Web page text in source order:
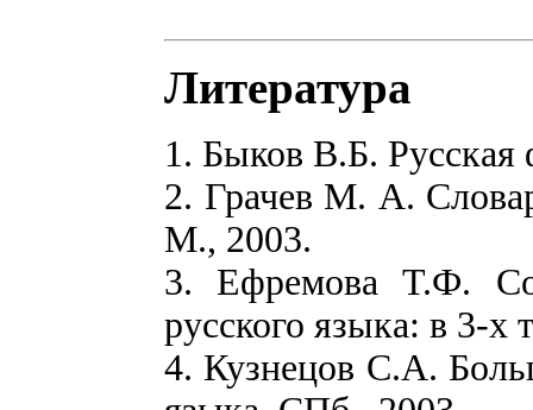
Литература
1. Быков В.Б.
2. Грачев М. А.
М., 2003.
3. Ефремова Т.Ф.
русского языка: в 3-х
4. Кузнецов С.А.